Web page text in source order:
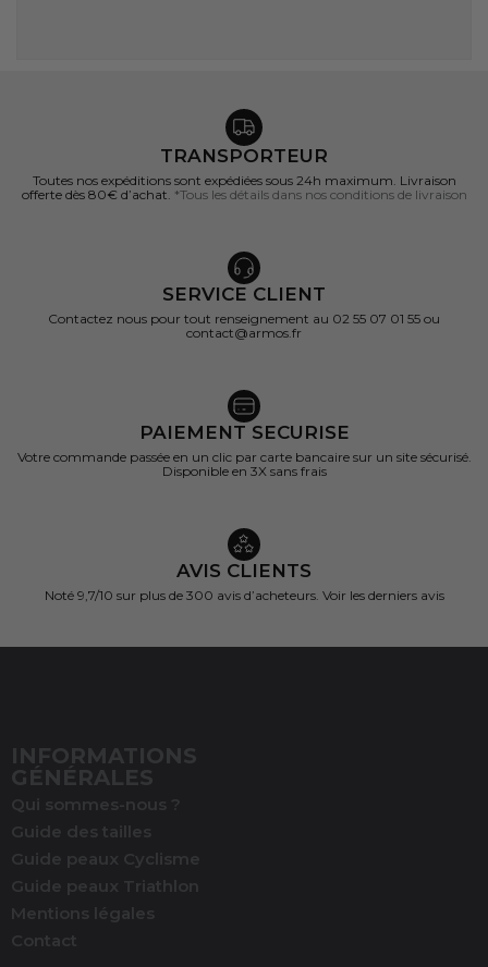
TRANSPORTEUR
Toutes nos expéditions sont expédiées sous 24h maximum. Livraison
offerte dès 80€ d’achat. *Tous les détails dans nos conditions de livraison
SERVICE CLIENT
Contactez nous pour tout renseignement au 02 55 07 01 55 ou
contact@armos.fr
PAIEMENT SECURISE
Votre commande passée en un clic par carte bancaire sur un site sécurisé.
Disponible en 3X sans frais
AVIS CLIENTS
Noté 9,7/10 sur plus de 300 avis d’acheteurs. Voir les derniers avis
INFORMATIONS
GÉNÉRALES
Qui sommes-nous ?
Guide des tailles
Guide peaux Cyclisme
Guide peaux Triathlon
Mentions légales
Contact